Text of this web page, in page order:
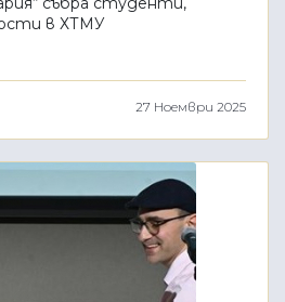
в ХТМУ
27 Ноември 2025